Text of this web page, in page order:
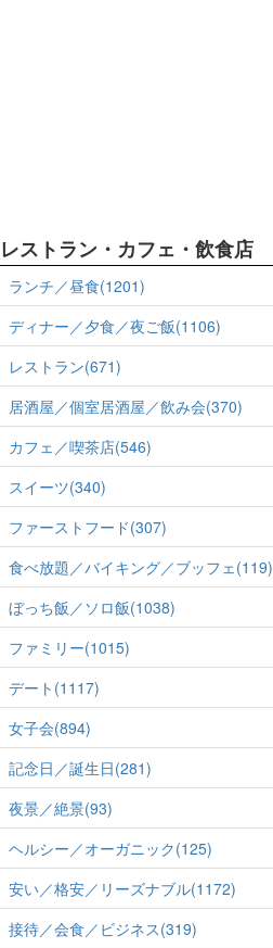
レストラン・カフェ・飲食店
ランチ／昼食(1201)
ディナー／夕食／夜ご飯(1106)
レストラン(671)
居酒屋／個室居酒屋／飲み会(370)
カフェ／喫茶店(546)
スイーツ(340)
ファーストフード(307)
食べ放題／バイキング／ブッフェ(119)
ぼっち飯／ソロ飯(1038)
ファミリー(1015)
デート(1117)
女子会(894)
記念日／誕生日(281)
夜景／絶景(93)
ヘルシー／オーガニック(125)
安い／格安／リーズナブル(1172)
接待／会食／ビジネス(319)